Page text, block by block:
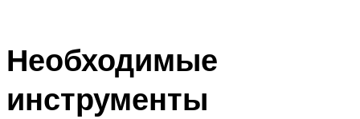
Необходимые
инструменты